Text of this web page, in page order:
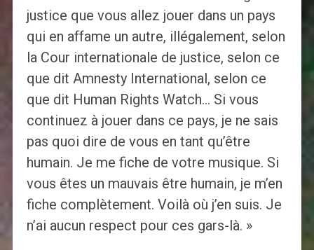
justice que vous allez jouer dans un pays
qui en affame un autre, illégalement, selon
la Cour internationale de justice, selon ce
que dit Amnesty International, selon ce
que dit Human Rights Watch… Si vous
continuez à jouer dans ce pays, je ne sais
pas quoi dire de vous en tant qu’être
humain. Je me fiche de votre musique. Si
vous êtes un mauvais être humain, je m’en
fiche complètement. Voilà où j’en suis. Je
n’ai aucun respect pour ces gars-là. »